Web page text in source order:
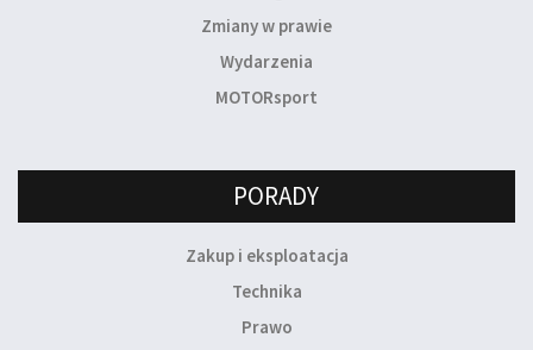
Zmiany w prawie
Wydarzenia
MOTORsport
PORADY
Zakup i eksploatacja
Technika
Prawo